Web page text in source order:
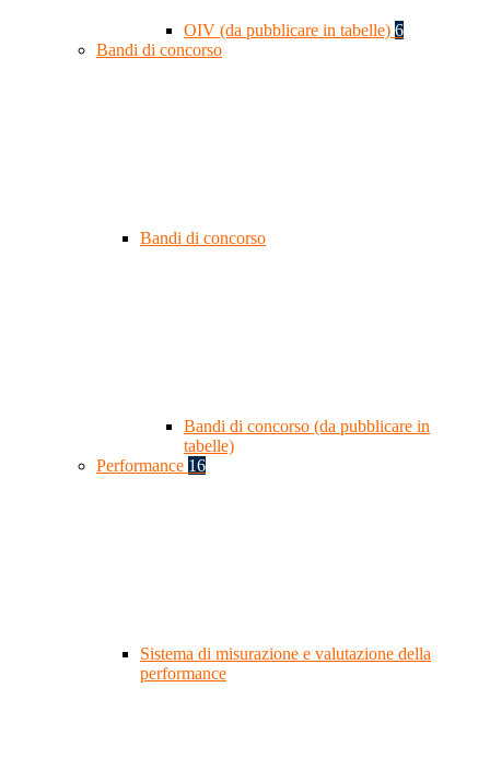
OIV (da pubblicare in tabelle) 6
Bandi di concorso
Bandi di concorso
Bandi di concorso (da pubblicare in
tabelle)
Performance 16
Sistema di misurazione e valutazione della
performance